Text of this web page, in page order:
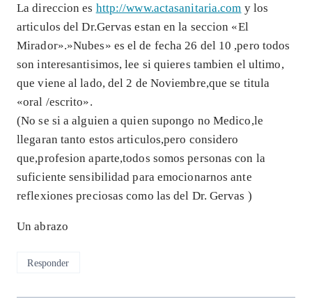
La direccion es http://www.actasanitaria.com y los
articulos del Dr.Gervas estan en la seccion «El
Mirador».»Nubes» es el de fecha 26 del 10 ,pero todos
son interesantisimos, lee si quieres tambien el ultimo,
que viene al lado, del 2 de Noviembre,que se titula
«oral /escrito».
(No se si a alguien a quien supongo no Medico,le
llegaran tanto estos articulos,pero considero
que,profesion aparte,todos somos personas con la
suficiente sensibilidad para emocionarnos ante
reflexiones preciosas como las del Dr. Gervas )
Un abrazo
Responder